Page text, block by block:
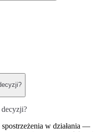
w działania —